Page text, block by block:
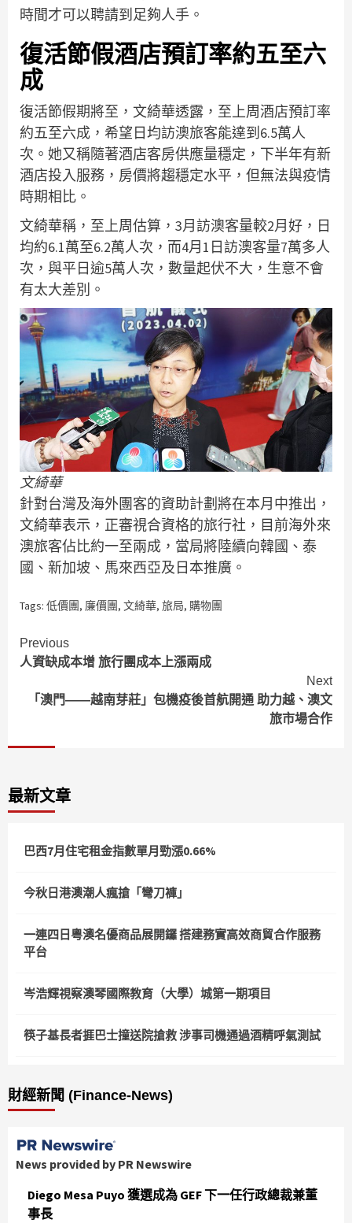
時間才可以聘請到足夠人手。
復活節假酒店預訂率約五至六
成
復活節假期將至，文綺華透露，至上周酒店預訂率
約五至六成，希望日均訪澳旅客能達到6.5萬人
次。她又稱隨著酒店客房供應量穩定，下半年有新
酒店投入服務，房價將趨穩定水平，但無法與疫情
時期相比。
文綺華稱，至上周估算，3月訪澳客量較2月好，日
均約6.1萬至6.2萬人次，而4月1日訪澳客量7萬多人
次，與平日逾5萬人次，數量起伏不大，生意不會
有太大差別。
文綺華
針對台灣及海外團客的資助計劃將在本月中推出，
文綺華表示，正審視合資格的旅行社，目前海外來
澳旅客佔比約一至兩成，當局將陸續向韓國、泰
國、新加坡、馬來西亞及日本推廣。
Tags: 低價團, 廉價團, 文綺華, 旅局, 購物團
Continue
Reading
Previous
人資缺成本增 旅行團成本上漲兩成
Next
「澳門——越南芽莊」包機疫後首航開通 助力越、澳文
旅市場合作
最新文章
巴西7月住宅租金指數單月勁漲0.66%
今秋日港澳潮人瘋搶「彎刀褲」
一連四日粵澳名優商品展開鑼 搭建務實高效商貿合作服務
平台
岑浩輝視察澳琴國際教育（大學）城第一期項目
筷子基長者捱巴士撞送院搶救 涉事司機通過酒精呼氣測試
財經新聞 (Finance-News)
News provided by PR Newswire
Diego Mesa Puyo 獲選成為 GEF 下一任行政總裁兼董
事長